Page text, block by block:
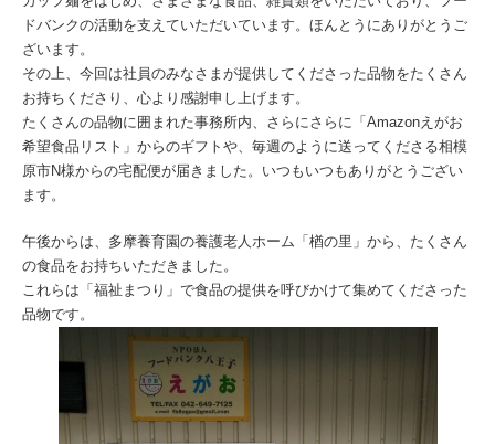
ドバンクの活動を支えていただいています。ほんとうにありがとうご
ざいます。
その上、今回は社員のみなさまが提供してくださった品物をたくさん
お持ちくださり、心より感謝申し上げます。
たくさんの品物に囲まれた事務所内、さらにさらに「Amazonえがお
希望食品リスト」からのギフトや、毎週のように送ってくださる相模
原市N様からの宅配便が届きました。いつもいつもありがとうござい
ます。
午後からは、多摩養育園の養護老人ホーム「楢の里」から、たくさん
の食品をお持ちいただきました。
これらは「福祉まつり」で食品の提供を呼びかけて集めてくださった
品物です。